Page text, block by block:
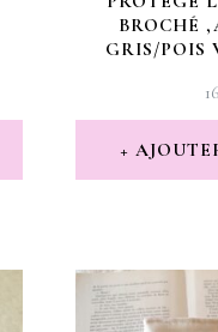
BROCHÉ
GRIS/POIS